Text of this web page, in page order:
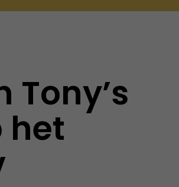
Tony’s
het